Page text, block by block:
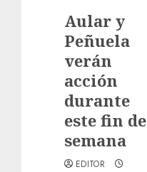
Aular y
Peñuela
verán
acción
durante
este fin de
semana
EDITOR